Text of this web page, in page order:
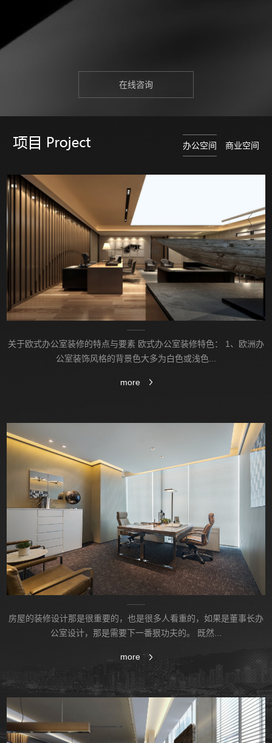
在线咨询
办公空间 商业空间
关于欧式办公室装修的特点与要素 欧式办公室装修特色： 1、欧洲办
公室装饰风格的背‌‌景色大多为白色或浅色...
more
房屋的装修设计那是很重要的，也是很多人看重的，如果‌‌是董事长办
公室设计，那是需要下一番狠功夫的。 既然...
more